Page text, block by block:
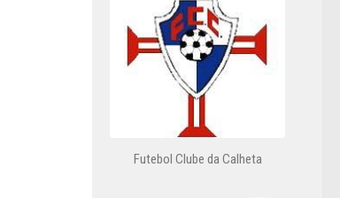
Futebol Clube da Calheta